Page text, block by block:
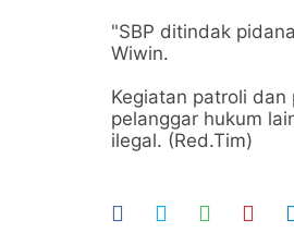
"SBP ditindak
Wiwin.
Kegiatan patroli
pelanggar hukum
ilegal. (Red.Tim)